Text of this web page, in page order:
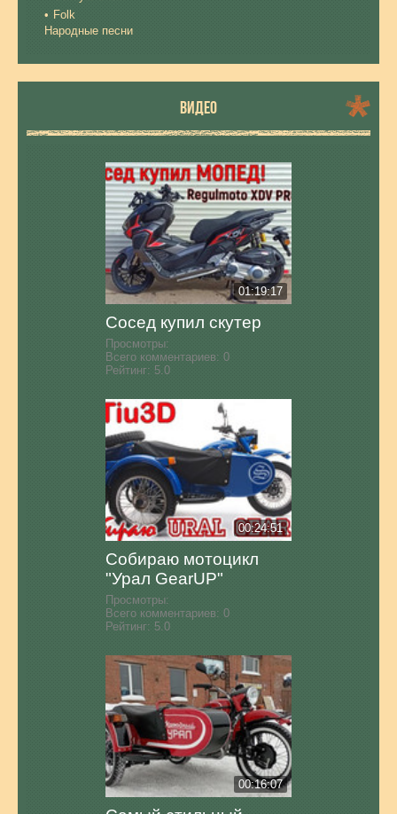
Folk
Народные песни
ВИДЕО
01:19:17
Сосед купил скутер
Просмотры:
Всего комментариев: 0
Рейтинг: 5.0
00:24:51
Собираю мотоцикл
"Урал GearUP"
Просмотры:
Всего комментариев: 0
Рейтинг: 5.0
00:16:07